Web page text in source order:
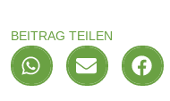
BEITRAG TEILEN